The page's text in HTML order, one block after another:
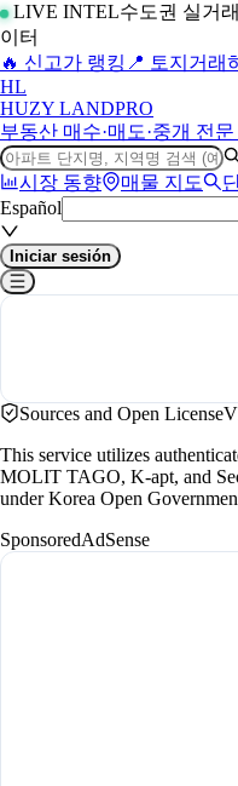
LIVE INTEL수도권 실거
이터
🔥 신고가 랭킹 📍 토지거래
HL
HUZY LANDPRO
부동산 매수·매도·중개 전문
시장 동향 매물 지도
Español
Iniciar sesión
Sources and Open License
This service utilizes
MOLIT TAGO, K-apt, and
under Korea Open
SponsoredAdSense